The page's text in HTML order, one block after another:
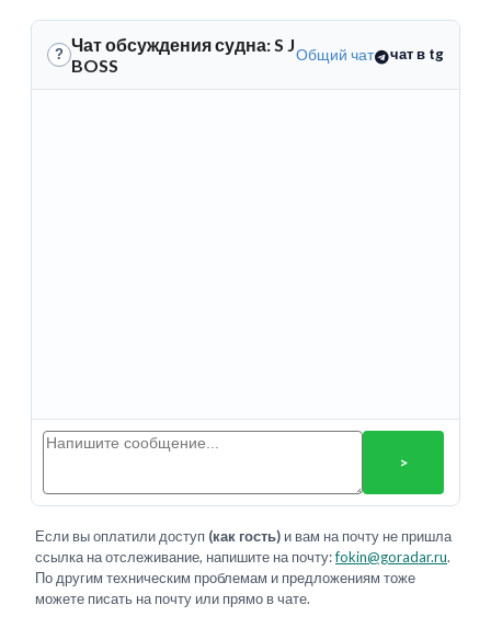
? Чат обсуждения судна: S J
BOSS
Общий чат чат в tg
>
Если вы оплатили доступ (как гость) и вам на почту не пришла
ссылка на отслеживание, напишите на почту:fokin@goradar.ru.
По другим техническим проблемам и предложениям тоже
можете писать на почту или прямо в чате.